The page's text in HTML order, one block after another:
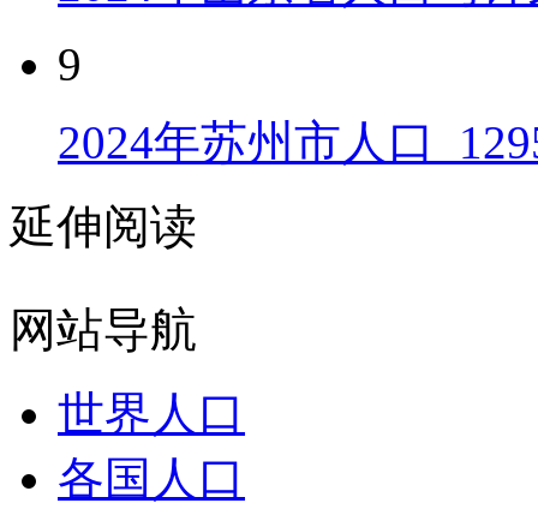
9
2024年苏州市人口
延伸阅读
网站导航
世界人口
各国人口